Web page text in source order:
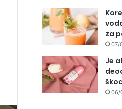
za
07/
Je
06/